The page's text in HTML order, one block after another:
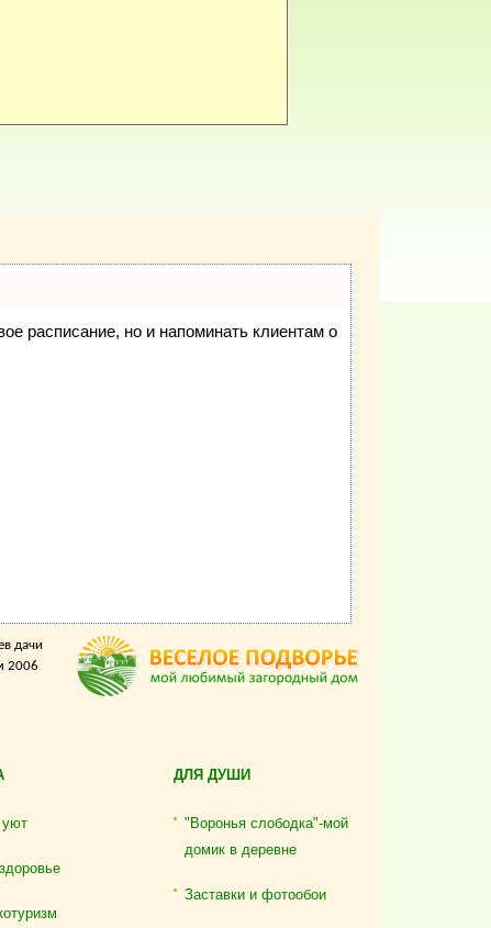
расписание, но и напоминать клиентам о
дачи
2006
ДЛЯ ДУШИ
"Воронья слободка"-мой
домик в деревне
Заставки и фотообои